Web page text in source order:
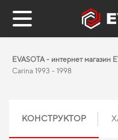
EVASOTA - интернет магазин
Carina 1993 - 1998
КОНСТРУКТОР